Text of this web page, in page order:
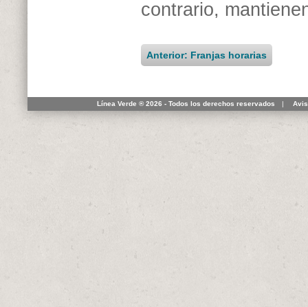
contrario,
Anterior: Franjas horarias
Línea Verde ® 2026 - Todos los derechos reservados |